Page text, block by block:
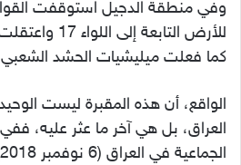
وفي منطقة الدجيل استوقفت
للأرض التابعة
كما فعلت ميليشيات الحشد
الواقع، أن هذه المقبرة ليست
العراق، بل هي آخر ما عثر عليه، ففي